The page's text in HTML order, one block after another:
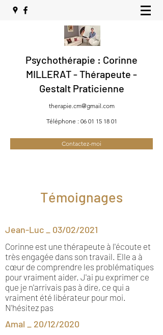
Psychothérapie : Corinne
MILLERAT - Thérapeute -
Gestalt Praticienne
therapie.cm@gmail.com
Téléphone : 06 01 15 18 01
Contactez-moi
Témoignages
Jean-Luc _ 03/02/2021
Corinne est une thérapeute à l'écoute et
très engagée dans son travail. Elle a à
cœur de comprendre les problématiques
pour vraiment aider. J'ai pu exprimer ce
que je n'arrivais pas à dire, ce qui a
vraiment été libérateur pour moi.
N'hésitez pas
Amal _ 20/12/2020